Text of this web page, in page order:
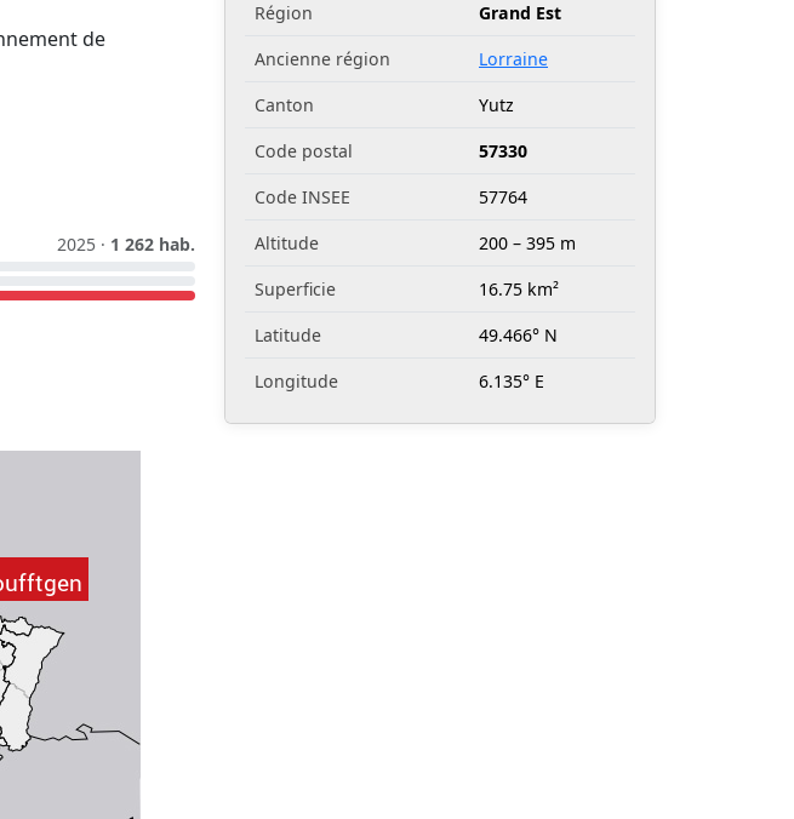
de
2025 · 1 262 hab.
Région
Grand Est
Ancienne région
Lorraine
Canton
Yutz
Code postal
57330
Code INSEE
57764
Altitude
200 – 395 m
Superficie
16.75 km²
Latitude
49.466° N
Longitude
6.135° E